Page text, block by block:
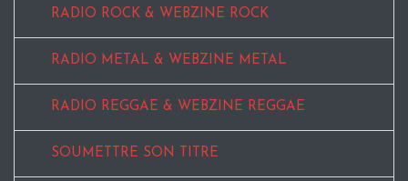
RADIO ROCK & WEBZINE ROCK
RADIO METAL & WEBZINE METAL
RADIO REGGAE & WEBZINE REGGAE
SOUMETTRE SON TITRE